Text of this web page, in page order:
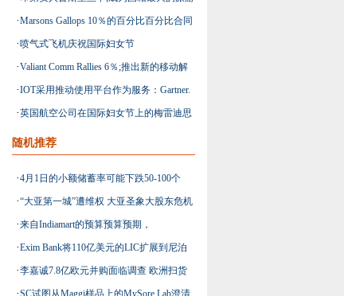
集团
·Marsons Gallops 10％的百分比百分比合同
·喷气式飞机庆祝国际妇女节
·Valiant Comm Rallies 6％;推出新的移动解
决方案
·IOT采用推动使用平台作为服务：Gartner.
·英国航空公司在国际妇女节上的梅雷迪思
贝尔船长
随机推荐
·4月1日的小额储蓄率可能下跌50-100个
BPS
·“大亚第一城”遭维权 大亚圣象大股东危机
升级
·来自Indiamart的预算预算预期，
OneTimeJobs.com和Indiamart
·Exim Bank将110亿美元的LIC扩展到尼泊
尔
·李嘉诚7.8亿欧元并购面临调查 欧洲扫货
·